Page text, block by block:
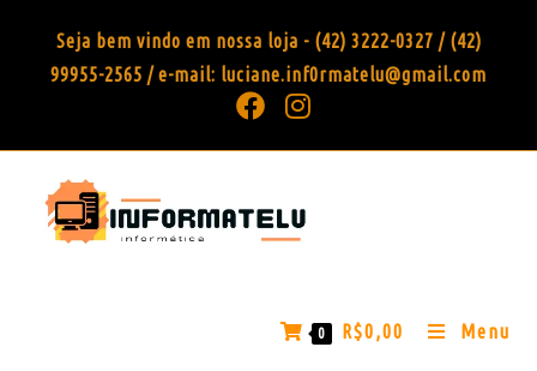
Seja bem vindo em nossa loja - (42) 3222-0327 / (42)
99955-2565 / e-mail: luciane.inf0rmatelu@gmail.com
0 R$0,00 Menu